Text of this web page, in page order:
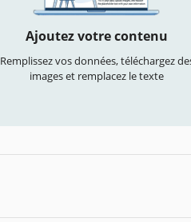
Ajoutez votre contenu
Remplissez vos données, téléchargez
images et remplacez le texte